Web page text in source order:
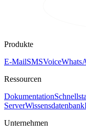
Produkte
E-MailSMSVoice
Ressourcen
Dokumentation
ServerWissensdatenbank
Unternehmen